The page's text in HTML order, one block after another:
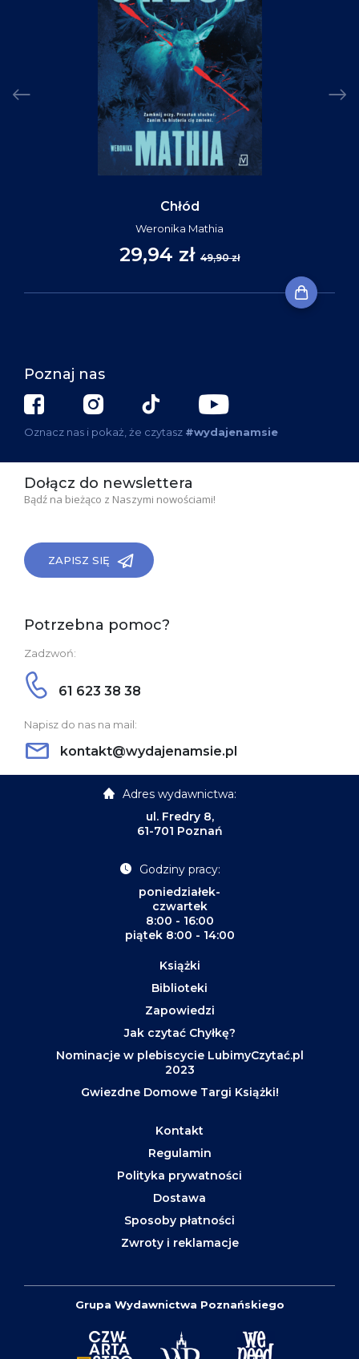
Chłód
Weronika Mathia
29,94 zł 49,90 zł
Poznaj nas
Oznacz nas i pokaż, że czytasz #wydajenamsie
Dołącz do newslettera
Bądź na bieżąco z Naszymi nowościami!
ZAPISZ SIĘ
Potrzebna pomoc?
Zadzwoń:
61 623 38 38
Napisz do nas na mail:
kontakt@wydajenamsie.pl
Adres wydawnictwa:
ul. Fredry 8,
61-701 Poznań
Godziny pracy:
poniedziałek-
czwartek
8:00 - 16:00
piątek 8:00 - 14:00
Książki
Biblioteki
Zapowiedzi
Jak czytać Chyłkę?
Nominacje w plebiscycie LubimyCzytać.pl
2023
Gwiezdne Domowe Targi Książki!
Kontakt
Regulamin
Polityka prywatności
Dostawa
Sposoby płatności
Zwroty i reklamacje
Grupa Wydawnictwa Poznańskiego